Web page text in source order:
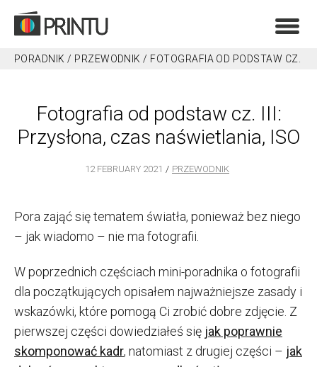
PORADNIK / PRZEWODNIK / FOTOGRAFIA OD PODSTAW CZ.
Fotografia od podstaw cz. III:
Przysłona, czas naświetlania, ISO
12 FEBRUARY 2021 PRZEWODNIK
Pora zająć się tematem światła, ponieważ bez niego
– jak wiadomo – nie ma fotografii.
W poprzednich częściach mini-poradnika o fotografii
dla początkujących opisałem najważniejsze zasady i
wskazówki, które pomogą Ci zrobić dobre zdjęcie. Z
pierwszej części dowiedziałeś się jak poprawnie
skomponować kadr, natomiast z drugiej części – jak